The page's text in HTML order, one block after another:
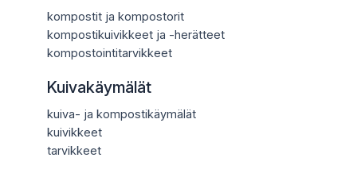
kompostit ja kompostorit
kompostikuivikkeet ja -herätteet
kompostointitarvikkeet
Kuivakäymälät
kuiva- ja kompostikäymälät
kuivikkeet
tarvikkeet